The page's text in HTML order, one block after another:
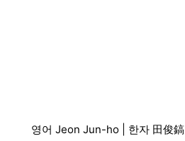
영어 Jeon Jun-ho | 한자 田俊鎬